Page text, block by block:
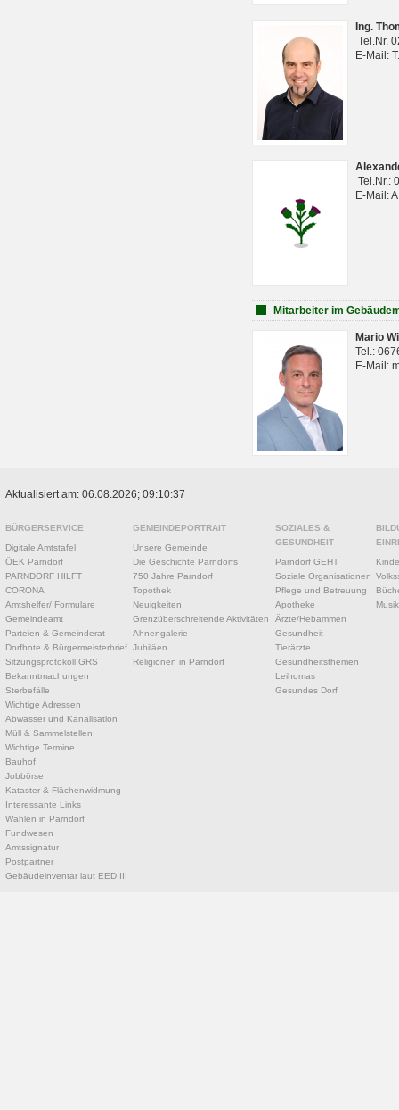
Ing.
Tel.Nr.
E-Mail:
Tel.Nr.:
E-Mail:
Mitarbeiter im
Mario
Tel.:
E-Mail:
Aktualisiert am: 06.08.2026; 09:10:37
BÜRGERSERVICE
Digitale Amtstafel
ÖEK Parndorf
PARNDORF HILFT
CORONA
Amtshelfer/ Formulare
Gemeindeamt
Parteien & Gemeinderat
Dorfbote & Bürgermeisterbrief
Sitzungsprotokoll GRS
Bekanntmachungen
Sterbefälle
Wichtige Adressen
Abwasser und Kanalisation
Müll & Sammelstellen
Wichtige Termine
Bauhof
Jobbörse
Kataster & Flächenwidmung
Interessante Links
Wahlen in Parndorf
Fundwesen
Amtssignatur
Postpartner
Gebäudeinventar laut EED III
GEMEINDEPORTRAIT
Unsere Gemeinde
Die Geschichte Parndorfs
750 Jahre Parndorf
Topothek
Neuigkeiten
Grenzüberschreitende Aktivitäten
Ahnengalerie
Jubiläen
Religionen in Parndorf
SOZIALES &
GESUNDHEIT
Parndorf GEHT
Soziale Organisationen
Pflege und Betreuung
Apotheke
Ärzte/Hebammen
Gesundheit
Tierärzte
Gesundheitsthemen
Leihomas
Gesundes Dorf